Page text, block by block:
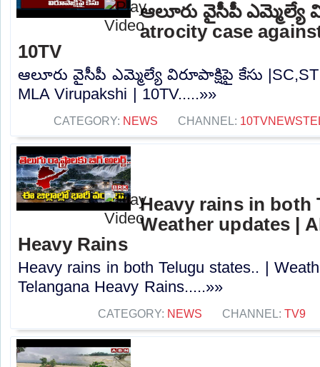
ఆలూరు వైసీపీ ఎమ్మెల్యే
atrocity case
10TV
ఆలూరు వైసీపీ ఎమ్మెల్యే విరూపాక్షిపై కేసు |SC,ST
MLA Virupakshi | 10TV.....»»
CATEGORY: NEWS CHANNEL:
Heavy rains in both
Weather updates |
Heavy Rains
Heavy rains in both Telugu states.. |
Telangana Heavy Rains.....»»
CATEGORY: NEWS CHANNEL: TV9